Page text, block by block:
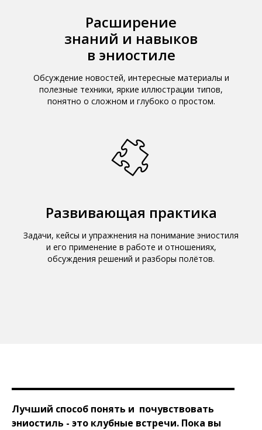
Расширение
знаний и навыков
в эниостиле
Обсуждение новостей, интересные материалы и
полезные техники, яркие иллюстрации типов,
понятно о сложном и глубоко о простом.
Развивающая практика
Задачи, кейсы и упражнения на понимание эниостиля
и его применение в работе и отношениях,
обсуждения решений и разборы полётов.
Лучший способ понять и почувствовать
эниостиль - это клубные встречи. Пока вы